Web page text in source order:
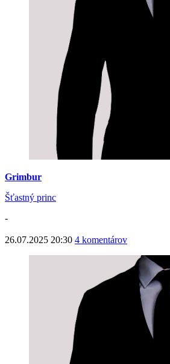
Grimbur
Šťastný princ
-
26.07.2025 20:30 4 komentárov